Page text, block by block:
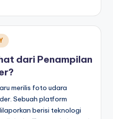
dari Penampilan
merilis foto udara
Sebuah platform
berisi teknologi